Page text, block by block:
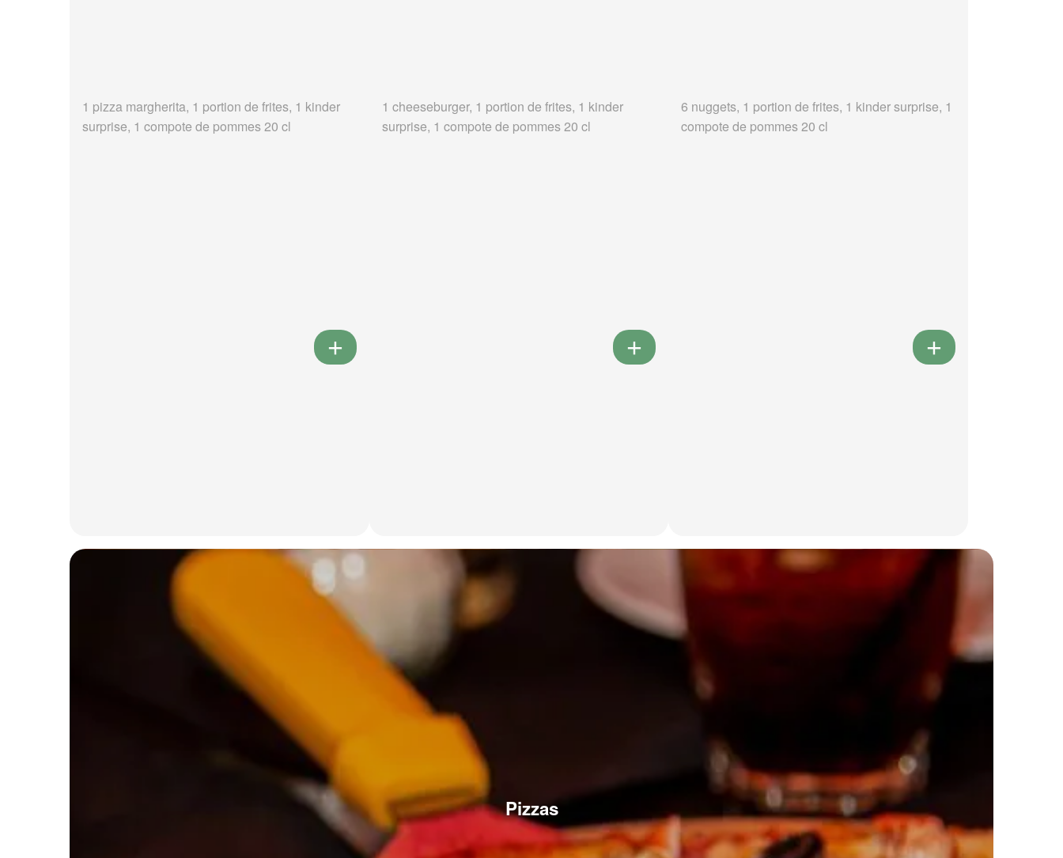
1 pizza margherita, 1 portion de frites, 1 kinder
surprise, 1 compote de pommes 20 cl
1 cheeseburger, 1 portion de frites, 1 kinder
surprise, 1 compote de pommes 20 cl
6 nuggets, 1 portion de frites, 1 kinder surprise, 1
compote de pommes 20 cl
Pizzas